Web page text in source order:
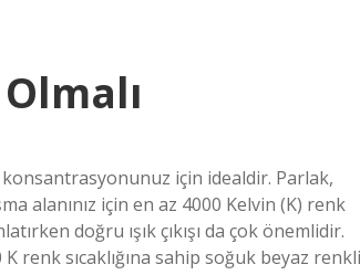
konsantrasyonunuz için idealdir. Parlak,
alanınız için en az 4000 Kelvin (K) renk
doğru ışık çıkışı da çok önemlidir.
renk sıcaklığına sahip soğuk beyaz renkli